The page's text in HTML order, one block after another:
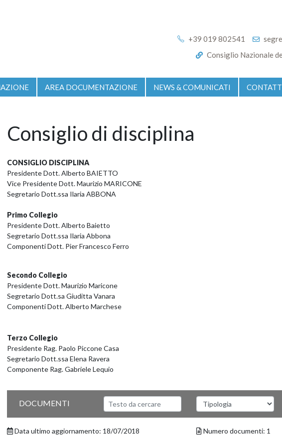
+39 019 802541
Consiglio Nazionale
AREA DOCUMENTAZIONE NEWS & COMUNICATI
Consiglio di disciplina
CONSIGLIO DISCIPLINA
Presidente Dott. Alberto BAIETTO
Vice Presidente Dott. Maurizio MARICONE
Segretario Dott.ssa Ilaria ABBONA
Primo Collegio
Presidente Dott. Alberto Baietto
Segretario Dott.ssa Ilaria Abbona
Componenti Dott. Pier Francesco Ferro
Secondo Collegio
Presidente Dott. Maurizio Maricone
Segretario Dott.sa Giuditta Vanara
Componenti Dott. Alberto Marchese
Terzo Collegio
Presidente Rag. Paolo Piccone Casa
Segretario Dott.ssa Elena Ravera
Componente Rag. Gabriele Lequio
DOCUMENTI Testo da cercare Selezionare la tipologia
Data ultimo aggiornamento: 18/07/2018 Numero documenti: 1